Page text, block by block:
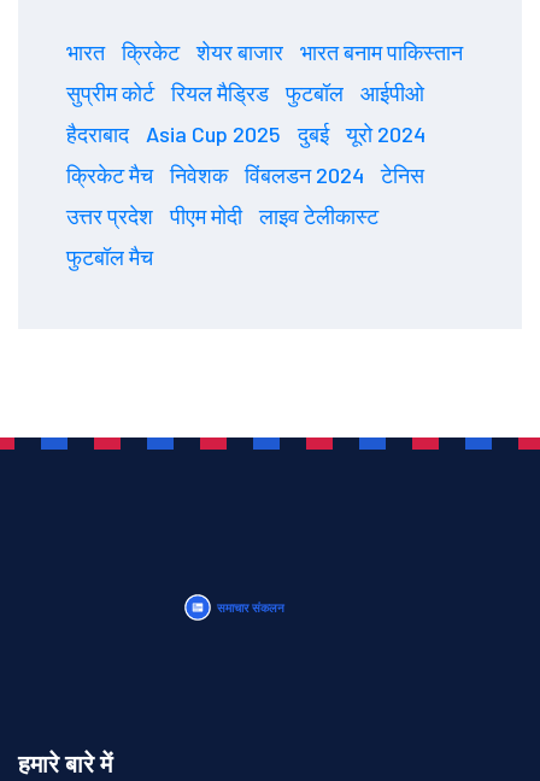
भारत क्रिकेट शेयर बाजार
भारत बनाम पाकिस्तान
सुप्रीम कोर्ट
रियल मैड्रिड फुटबॉल
आईपीओ
हैदराबाद
Asia Cup 2025 दुबई
यूरो 2024
क्रिकेट मैच
निवेशक विंबलडन 2024
टेनिस
उत्तर प्रदेश
पीएम मोदी
लाइव टेलीकास्ट
फुटबॉल मैच
हमारे बारे में